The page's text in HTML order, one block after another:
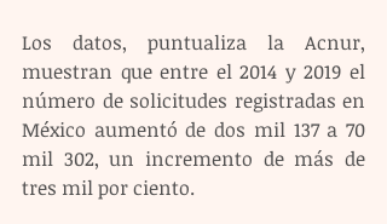
Los datos, puntualiza la Acnur,
muestran que entre el 2014 y 2019 el
número de solicitudes registradas en
México aumentó de dos mil 137 a 70
mil 302, un incremento de más de
tres mil por ciento.